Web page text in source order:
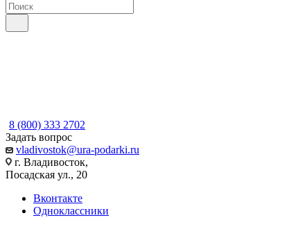
8 (800) 333 2702
Задать вопрос
vladivostok@ura-podarki.ru
г. Владивосток,
Посадская ул., 20
Вконтакте
Одноклассники